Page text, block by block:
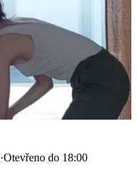
·Otevřeno do 18:00